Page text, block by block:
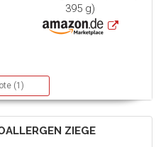
395 g)
(1)
ZIEGE